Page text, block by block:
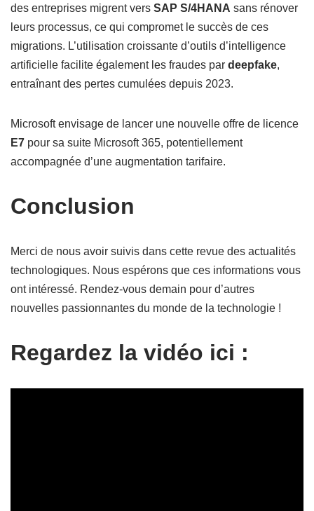
des entreprises migrent vers SAP S/4HANA sans rénover
leurs processus, ce qui compromet le succès de ces
migrations. L’utilisation croissante d’outils d’intelligence
artificielle facilite également les fraudes par deepfake,
entraînant des pertes cumulées depuis 2023.
Microsoft envisage de lancer une nouvelle offre de licence
E7 pour sa suite Microsoft 365, potentiellement
accompagnée d’une augmentation tarifaire.
Conclusion
Merci de nous avoir suivis dans cette revue des actualités
technologiques. Nous espérons que ces informations vous
ont intéressé. Rendez-vous demain pour d’autres
nouvelles passionnantes du monde de la technologie !
Regardez la vidéo ici :